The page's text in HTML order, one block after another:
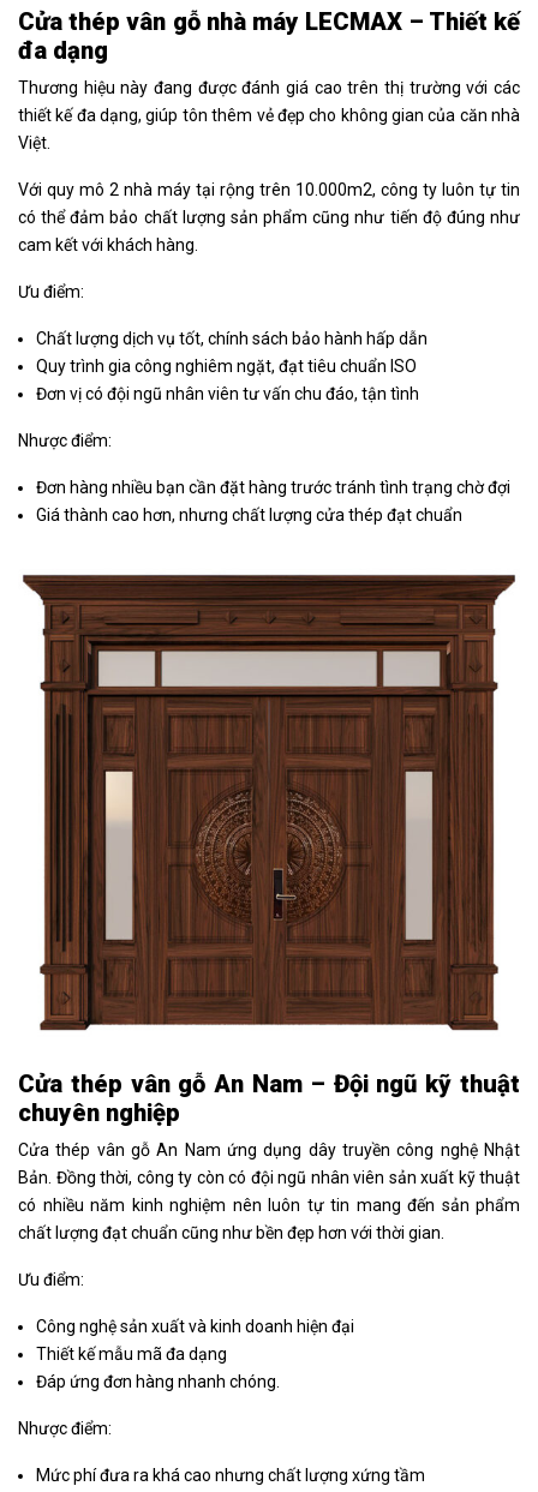
Cửa thép vân gỗ nhà máy LECMAX – Thiết kế
đa dạng
Thương hiệu này đang được đánh giá cao trên thị trường với các
thiết kế đa dạng, giúp tôn thêm vẻ đẹp cho không gian của căn nhà
Việt.
Với quy mô 2 nhà máy tại rộng trên 10.000m2, công ty luôn tự tin
có thể đảm bảo chất lượng sản phẩm cũng như tiến độ đúng như
cam kết với khách hàng.
Ưu điểm:
Chất lượng dịch vụ tốt, chính sách bảo hành hấp dẫn
Quy trình gia công nghiêm ngặt, đạt tiêu chuẩn ISO
Đơn vị có đội ngũ nhân viên tư vấn chu đáo, tận tình
Nhược điểm:
Đơn hàng nhiều bạn cần đặt hàng trước tránh tình trạng chờ đợi
Giá thành cao hơn, nhưng chất lượng cửa thép đạt chuẩn
Cửa thép vân gỗ An Nam – Đội ngũ kỹ thuật
chuyên nghiệp
Cửa thép vân gỗ An Nam ứng dụng dây truyền công nghệ Nhật
Bản. Đồng thời, công ty còn có đội ngũ nhân viên sản xuất kỹ thuật
có nhiều năm kinh nghiệm nên luôn tự tin mang đến sản phẩm
chất lượng đạt chuẩn cũng như bền đẹp hơn với thời gian.
Ưu điểm:
Công nghệ sản xuất và kinh doanh hiện đại
Thiết kế mẫu mã đa dạng
Đáp ứng đơn hàng nhanh chóng.
Nhược điểm:
Mức phí đưa ra khá cao nhưng chất lượng xứng tầm